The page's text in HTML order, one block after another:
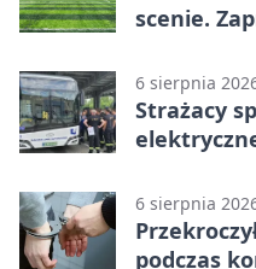
scenie.
6 sierpnia
Strażacy
6 sierpnia
podczas